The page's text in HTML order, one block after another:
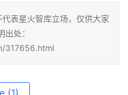
表星火智库立场，仅供大家
处：
317656.html